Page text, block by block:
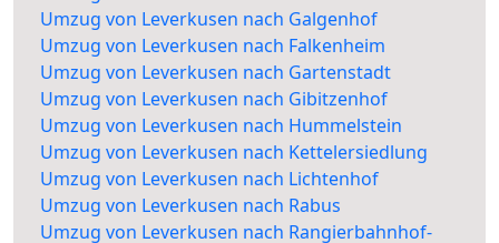
Umzug von Leverkusen nach Galgenhof
Umzug von Leverkusen nach Falkenheim
Umzug von Leverkusen nach Gartenstadt
Umzug von Leverkusen nach Gibitzenhof
Umzug von Leverkusen nach Hummelstein
Umzug von Leverkusen nach Kettelersiedlung
Umzug von Leverkusen nach Lichtenhof
Umzug von Leverkusen nach Rabus
Umzug von Leverkusen nach Rangierbahnhof-